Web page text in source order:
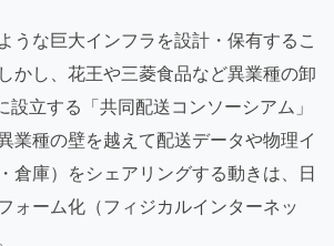
うな巨大インフラを設計・保有するこ
かし、花王や三菱食品など異業種の卸
設立する「共同配送コンソーシアム」
業種の壁を越えて配送データや物理イ
倉庫）をシェアリングする動きは、日
ォーム化（フィジカルインターネッ